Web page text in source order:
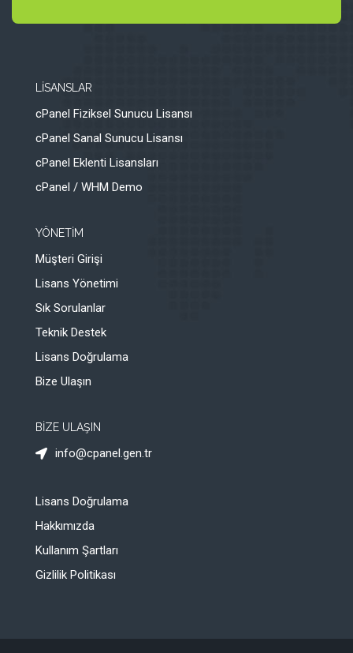
LİSANSLAR
cPanel Fiziksel Sunucu Lisansı
cPanel Sanal Sunucu Lisansı
cPanel Eklenti Lisansları
cPanel / WHM Demo
YÖNETİM
Müşteri Girişi
Lisans Yönetimi
Sık Sorulanlar
Teknik Destek
Lisans Doğrulama
Bize Ulaşın
BİZE ULAŞIN
info@cpanel.gen.tr
Lisans Doğrulama
Hakkımızda
Kullanım Şartları
Gizlilik Politikası